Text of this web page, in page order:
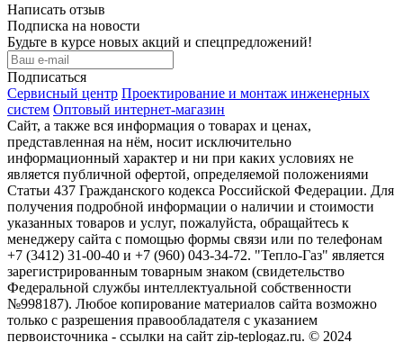
Написать отзыв
Подписка на новости
Будьте в курсе новых акций и спецпредложений!
Подписаться
Сервисный центр Проектирование и монтаж инженерных
систем Оптовый интернет-магазин
Сайт, а также вся информация о товарах и ценах,
представленная на нём, носит исключительно
информационный характер и ни при каких условиях не
является публичной офертой, определяемой положениями
Статьи 437 Гражданского кодекса Российской Федерации. Для
получения подробной информации о наличии и стоимости
указанных товаров и услуг, пожалуйста, обращайтесь к
менеджеру сайта с помощью формы связи или по телефонам
+7 (3412) 31-00-40 и +7 (960) 043-34-72. "Тепло-Газ" является
зарегистрированным товарным знаком (свидетельство
Федеральной службы интеллектуальной собственности
№998187). Любое копирование материалов сайта возможно
только с разрешения правообладателя с указанием
первоисточника - ссылки на сайт zip-teplogaz.ru. © 2024